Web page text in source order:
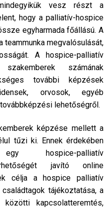
vesz részt a
hogy a palliatív-hospice
egyharmada főállású. A
megvalósulását,
A hospice-palliatív
számának
további képzések
orvosok, egyéb
lehetőségről.
képzése mellett a
tűzi ki. Ennek érdekében
hospice-palliatív
javító online
célja a hospice palliatív
tájékoztatása, a
kapcsolatteremtés,